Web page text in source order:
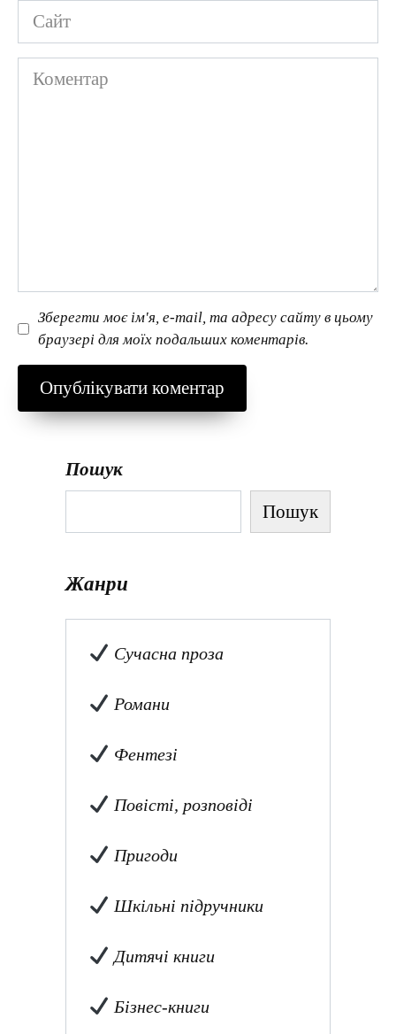
Сайт
Коментар
Зберегти моє ім'я, e-mail, та адресу сайту в цьому
браузері для моїх подальших коментарів.
Пошук
Пошук
Жанри
Сучасна проза
Романи
Фентезі
Повісті, розповіді
Пригоди
Шкільні підручники
Дитячі книги
Бізнес-книги